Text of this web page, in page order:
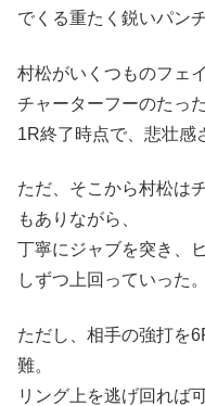
でくる重たく鋭いパンチ
村松がいくつものフェ
チャーターフーのたっ
1R終了時点で、悲壮感
ただ、そこから村松は
もありながら、
丁寧にジャブを突き、
しずつ上回っていった。
ただし、相手の強打を
難。
リング上を逃げ回れば